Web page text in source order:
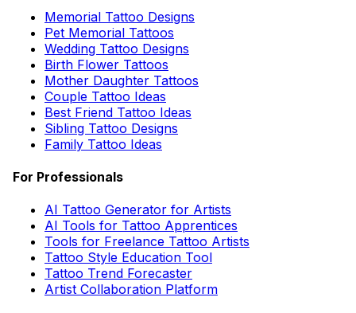
Memorial Tattoo Designs
Pet Memorial Tattoos
Wedding Tattoo Designs
Birth Flower Tattoos
Mother Daughter Tattoos
Couple Tattoo Ideas
Best Friend Tattoo Ideas
Sibling Tattoo Designs
Family Tattoo Ideas
For Professionals
AI Tattoo Generator for Artists
AI Tools for Tattoo Apprentices
Tools for Freelance Tattoo Artists
Tattoo Style Education Tool
Tattoo Trend Forecaster
Artist Collaboration Platform